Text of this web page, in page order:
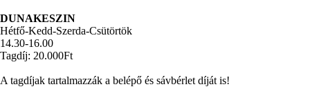
DUNAKESZIN
Hétfő-Kedd-Szerda-Csütörtök
14.30-16.00
Tagdíj: 20.000Ft
A tagdíjak tartalmazzák a belépő és sávbérlet díját is!